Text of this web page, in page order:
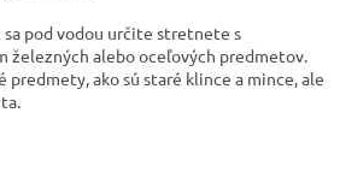
pod vodou určite stretnete s
železných alebo oceľových predmetov.
predmety, ako sú staré klince a mince, ale